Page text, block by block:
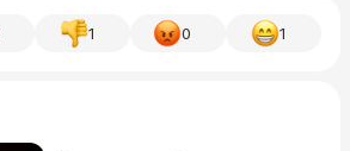
1 0 1